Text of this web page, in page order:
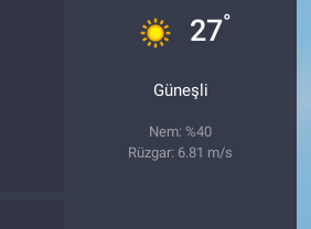
27°
Güneşli
Nem: %40
Rüzgar: 6.81 m/s